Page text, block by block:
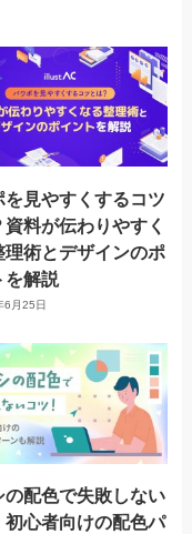
を見やすくするコツ
資料が伝わりやすく
理術とデザインのポ
を解説
6月25日
の配色で失敗しない
初心者向けの配色パ